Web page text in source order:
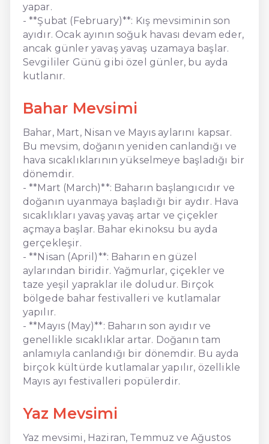
yapar.
- **Şubat (February)**: Kış mevsiminin son
ayıdır. Ocak ayının soğuk havası devam eder,
ancak günler yavaş yavaş uzamaya başlar.
Sevgililer Günü gibi özel günler, bu ayda
kutlanır.
Bahar Mevsimi
Bahar, Mart, Nisan ve Mayıs aylarını kapsar.
Bu mevsim, doğanın yeniden canlandığı ve
hava sıcaklıklarının yükselmeye başladığı bir
dönemdir.
- **Mart (March)**: Baharın başlangıcıdır ve
doğanın uyanmaya başladığı bir aydır. Hava
sıcaklıkları yavaş yavaş artar ve çiçekler
açmaya başlar. Bahar ekinoksu bu ayda
gerçekleşir.
- **Nisan (April)**: Baharın en güzel
aylarından biridir. Yağmurlar, çiçekler ve
taze yeşil yapraklar ile doludur. Birçok
bölgede bahar festivalleri ve kutlamalar
yapılır.
- **Mayıs (May)**: Baharın son ayıdır ve
genellikle sıcaklıklar artar. Doğanın tam
anlamıyla canlandığı bir dönemdir. Bu ayda
birçok kültürde kutlamalar yapılır, özellikle
Mayıs ayı festivalleri popülerdir.
Yaz Mevsimi
Yaz mevsimi, Haziran, Temmuz ve Ağustos